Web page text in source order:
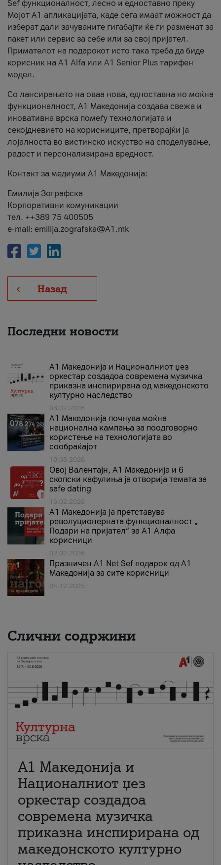
Sef функционалност, лесно и едноставно преку
Мојот А1 апликацијата, каде сега имаат можност да
изберат дали зачуваните гигабајти ќе ги разменат за
пакет или сервис за себе или за свој пријател.
Примателот на подарокот исто така треба да биде
корисник на А1 Alfa или A1 Senior Plus тарифен
модел.
Со лансирањето на оваа нова, едноставна но моќна
функционалност, А1 Македонија создава свежа и
иновативна врска помеѓу технологијата и
секојдневието на корисниците, претворајќи ја
лојалноста во вистинско искуство на споделување,
радост и персонализирана вредност.
Контакт за медиуми А1 Македонија:
Емилија Зографска
Корпоративни комуникации
тел. ++389 75 400505
e-mail: emilija.zografska@A1.mk
Назад
Последни новости
А1 Македонија и Националниот џез
оркестар создадоа современа музичка
приказна инспирирана од македонското
културно наследство
03.07.2026
A1 Македонија почнува моќна
национална кампања за поодговорно
користење на технологијата во
сообраќајот
18.05.2026
Овој Валентајн, A1 Македонија и 6
скопски кафулиња ја отворија темата за
safe dating
16.02.2026
А1 Македонија ја претставува
револуционерната функционалност „
Подари на пријател“ за А1 Алфа
корисници
02.02.2026
Празничен A1 Net Sеf подарок од А1
Македонија за сите корисници
04.12.2025
Слични содржини
А1 Македонија и
Националниот џез
оркестар создадоа
современа музичка
приказна инспирирана од
македонското културно